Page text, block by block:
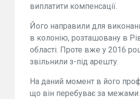
виплатити компенсації.
Його направили для
в колонію, розташовану в
області. Проте вже у 2016
звільнили з-під арешту.
На даний момент в його
що він перебуває за межами